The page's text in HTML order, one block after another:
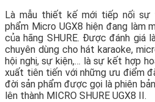
Là mẫu thiết kế mới tiếp nối sự
phẩm Micro UGX8 hiện đang làm
của hãng SHURE. Được đánh giá
chuyên dùng cho hát karaoke,
hội nghị, sự kiện,… là sự kết hợp
xuất tiên tiến với những ưu điểm
đời sản phẩm được gọi là phiên
lên thành MICRO SHURE UGX8 II.